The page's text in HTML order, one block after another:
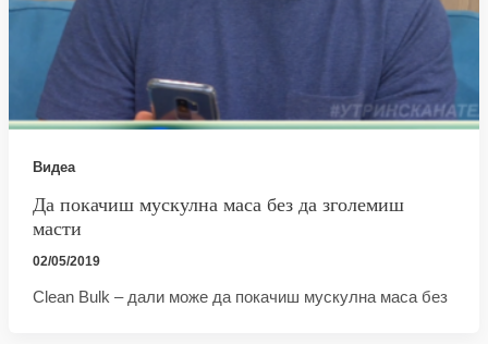
Видеа
Да покачиш мускулна маса без да зголемиш
масти
02/05/2019
Clean Bulk – дали може да покачиш мускулна маса без